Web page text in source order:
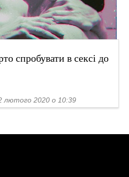
спробувати в сексі до
лютого 2020 о 10:39